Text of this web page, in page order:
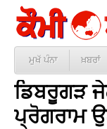
ਮੁਖੱ ਪੰਨਾ ਖ਼ਬਰਾਂ
ਡਿਬਰੂਗੜ
ਪ੍ਰੋਗਰਾਮ